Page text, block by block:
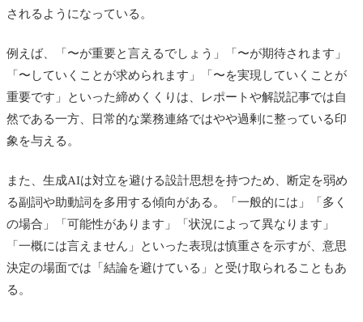
されるようになっている。
例えば、「〜が重要と言えるでしょう」「〜が期待されます」
「〜していくことが求められます」「〜を実現していくことが
重要です」といった締めくくりは、レポートや解説記事では自
然である一方、日常的な業務連絡ではやや過剰に整っている印
象を与える。
また、生成AIは対立を避ける設計思想を持つため、断定を弱め
る副詞や助動詞を多用する傾向がある。「一般的には」「多く
の場合」「可能性があります」「状況によって異なります」
「一概には言えません」といった表現は慎重さを示すが、意思
決定の場面では「結論を避けている」と受け取られることもあ
る。